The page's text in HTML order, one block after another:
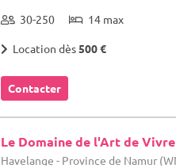
30-250 14 max
Location dès500 €
Contacter
Le Domaine de l'Art de Vivre
Havelange - Province de Namur